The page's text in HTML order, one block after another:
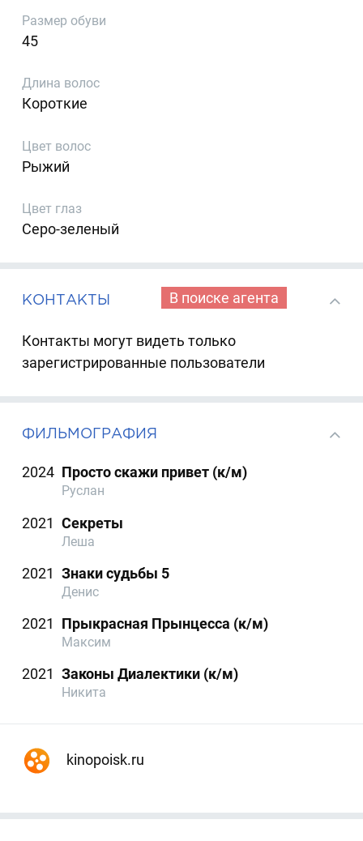
Размер обуви
45
Длина волос
Короткие
Цвет волос
Рыжий
Цвет глаз
Серо-зеленый
КОНТАКТЫ В поиске агента
Контакты могут видеть только
зарегистрированные пользователи
ФИЛЬМОГРАФИЯ
2024 Просто скажи привет (к/м)
Руслан
2021 Секреты
Леша
2021 Знаки судьбы 5
Денис
2021 Прыкрасная Прынцесса (к/м)
Максим
2021 Законы Диалектики (к/м)
Никита
kinopoisk.ru